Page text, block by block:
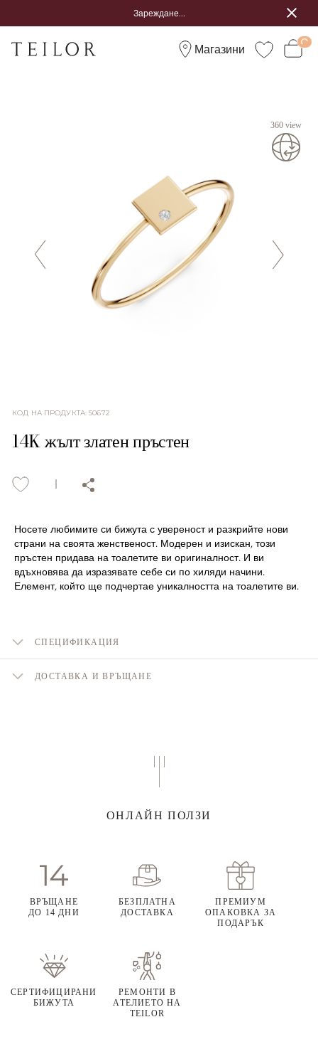
Зареждане...
Магазини
360 view
КОД НА ПРОДУКТА:50672
14K жълт златен пръстен
Носете любимите си бижута с увереност и разкрийте нови
страни на своята женственост. Модерен и изискан, този
пръстен придава на тоалетите ви оригиналност. И ви
вдъхновява да изразявате себе си по хиляди начини.
Елемент, който ще подчертае уникалността на тоалетите ви.
СПЕЦИФИКАЦИЯ
ДОСТАВКА И ВРЪЩАНЕ
ОНЛАЙН ПОЛЗИ
ВРЪЩАНЕ
ДО 14 ДНИ
БЕЗПЛАТНА
ДОСТАВКА
ПРЕМИУМ
ОПАКОВКА ЗА
ПОДАРЪК
СЕРТИФИЦИРАНИ
БИЖУТА
РЕМОНТИ В
АТЕЛИЕТО НА
TEILOR